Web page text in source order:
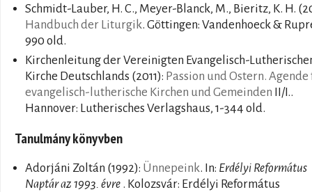
Schmidt-Lauber, H. C., Meyer-Blanck, M., Bieritz, K. H.
Handbuch der Liturgik. Göttingen: Vandenhoeck &
990 old.
Kirchenleitung der Vereinigten Evangelisch-
Kirche Deutschlands (2011): Passion und Ostern.
evangelisch-lutherische Kirchen und Gemeinden II/I..
Hannover: Lutherisches Verlagshaus, 1-344 old.
Tanulmány könyvben
Adorjáni Zoltán (1992): Ünnepeink. In: Erdélyi Református
Naptár az 1993. évre . Kolozsvár: Erdélyi Református